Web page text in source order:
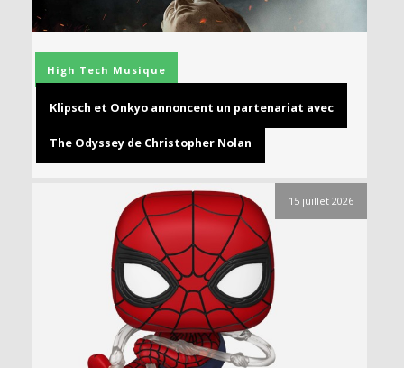
High Tech Musique
Klipsch et Onkyo annoncent un partenariat avec
The Odyssey de Christopher Nolan
15 juillet 2026